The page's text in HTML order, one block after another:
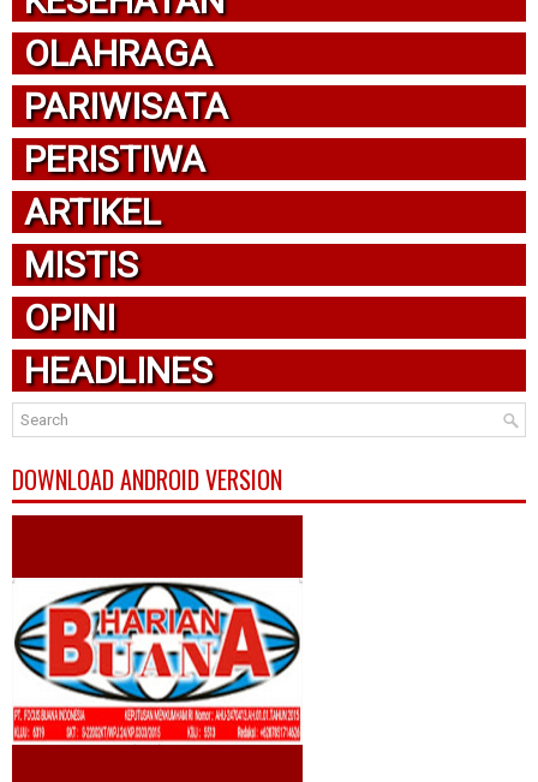
OLAHRAGA
PARIWISATA
PERISTIWA
ARTIKEL
MISTIS
OPINI
HEADLINES
DOWNLOAD ANDROID VERSION